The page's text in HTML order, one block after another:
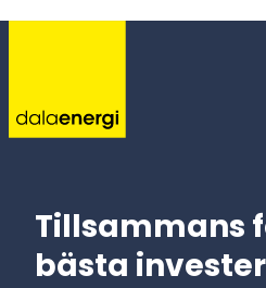
Tillsammans
bästa